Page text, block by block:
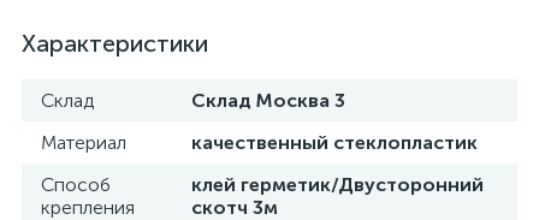
Характеристики
Склад
Склад Москва 3
Материал
качественный стеклопластик
Способ
крепления
клей герметик/Двусторонний
скотч 3м